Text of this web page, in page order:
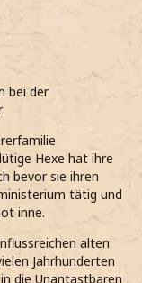
bei der
Hexe hat ihre
bevor sie ihren
tätig und
inne.
alten
Jahrhunderten
die Unantastbaren